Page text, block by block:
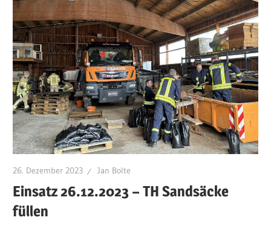
26. Dezember 2023 Jan Bolte
Einsatz 26.12.2023 – TH Sandsäcke
füllen